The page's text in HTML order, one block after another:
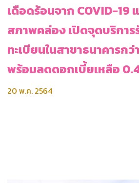
เดือดร้อนจาก COVID-
สภาพคล่อง เปิดจุดบริการ
ทะเบียนในสาขาธนาคารก
พร้อมลดดอกเบี้ยเหลือ
20 พ.ค. 2564